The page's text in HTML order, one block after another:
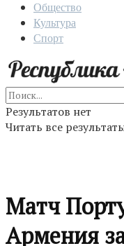
Общество
Культура
Спорт
Результатов нет
Читать все
Матч
Армения